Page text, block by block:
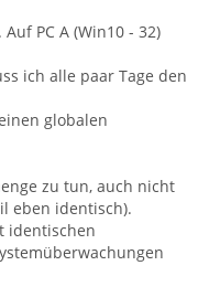
PC A (Win10 - 32)
ich alle paar Tage den
globalen
zu tun, auch nicht
eben identisch).
identischen